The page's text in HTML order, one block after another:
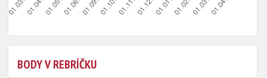
BODY V REBRÍČKU